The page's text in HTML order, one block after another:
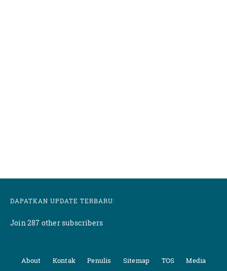
DAPATKAN UPDATE TERBARU:
Join 287 other subscribers
About Kontak Penulis Sitemap TOS
Media